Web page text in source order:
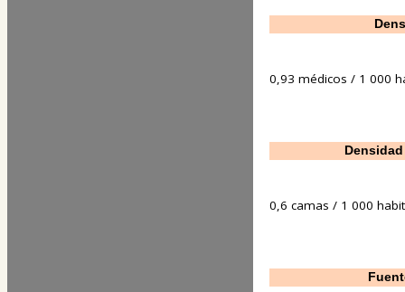
0,93 médicos / 1 000
0,6 camas / 1 000